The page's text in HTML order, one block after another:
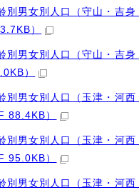
別男女別人口（守山・吉身
）
別男女別人口（守山・吉身
）
別男女別人口（玉津・河西
88.4KB）
別男女別人口（玉津・河西
95.0KB）
別男女別人口（玉津・河西